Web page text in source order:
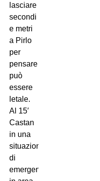
lasciare
secondi
e metri
a Pirlo
per
pensare
può
essere
letale.
Al 15′
Castan
in una
situazione
di
emergenza